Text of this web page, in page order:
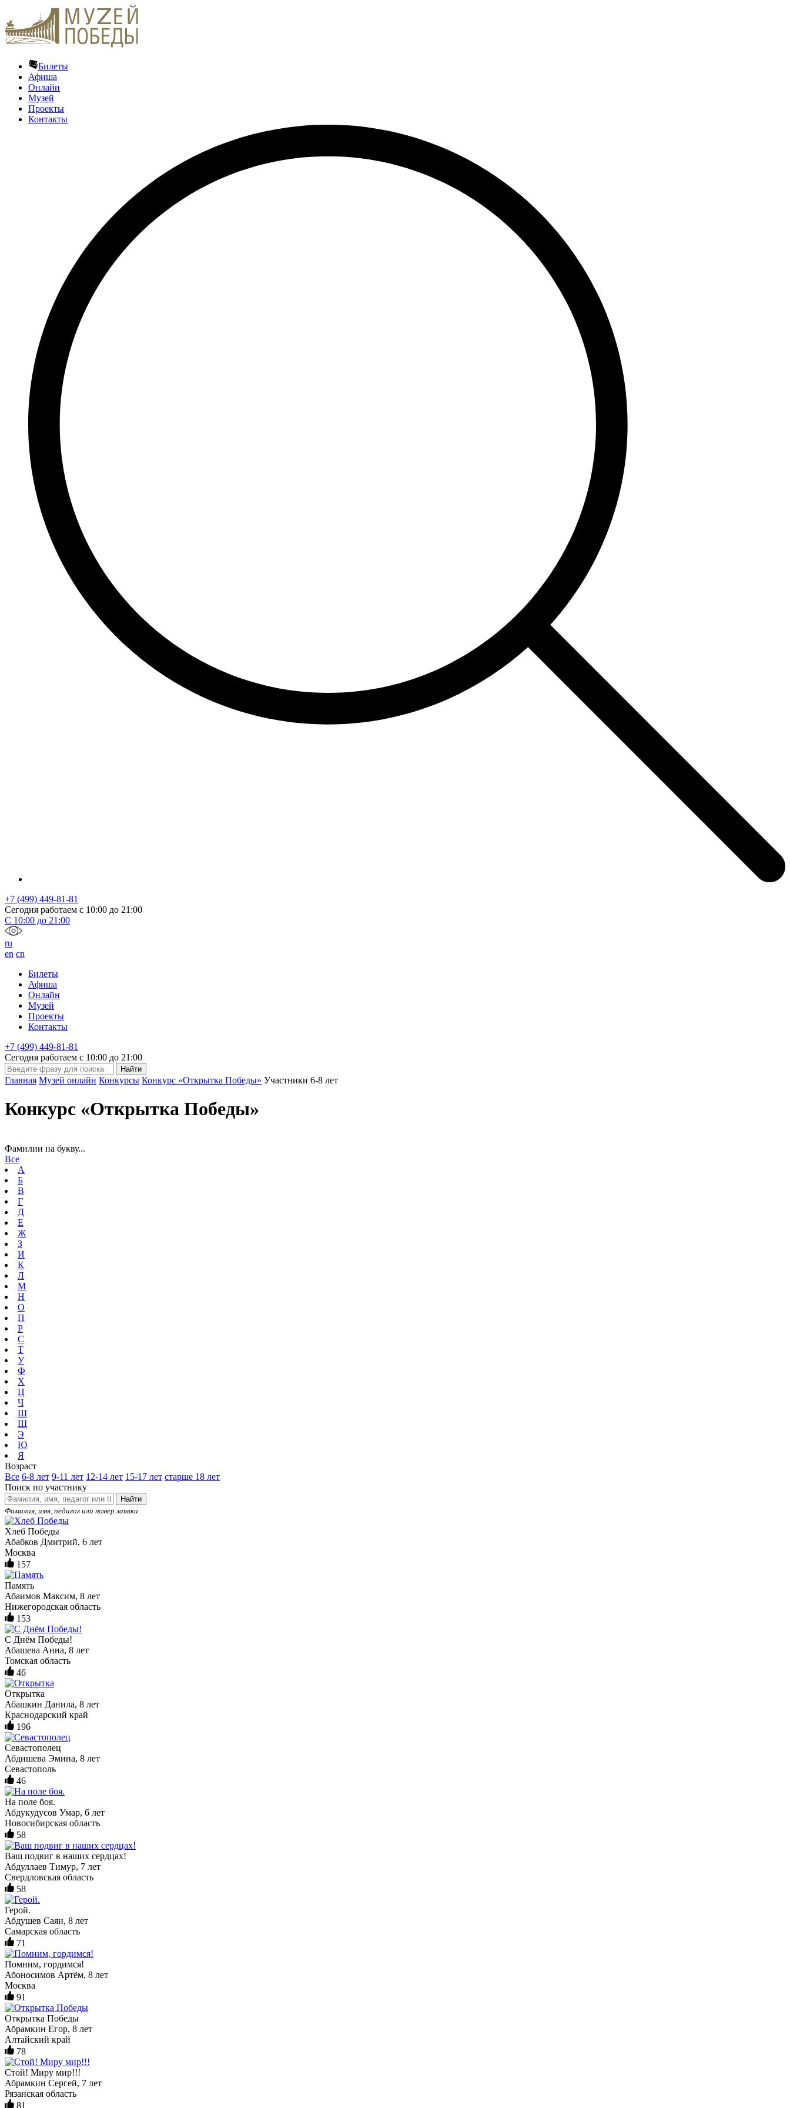
Билеты
Афиша
Онлайн
Музей
Проекты
Контакты
+7 (499) 449-81-81
Сегодня работаем с 10:00 до 21:00
С 10:00 до 21:00
ru
en cn
Билеты
Афиша
Онлайн
Музей
Проекты
Контакты
+7 (499) 449-81-81
Сегодня работаем с 10:00 до 21:00
Главная Музей онлайн Конкурсы Конкурс «Открытка Победы» Участники 6-8 лет
Конкурс «Открытка Победы»
Фамилии на букву...
Все
А
Б
В
Г
Д
Е
Ж
З
И
К
Л
М
Н
О
П
Р
С
Т
У
Ф
Х
Ц
Ч
Ш
Щ
Э
Ю
Я
Возраст
Все 6-8 лет 9-11 лет 12-14 лет 15-17 лет старше 18 лет
Поиск по участнику
Найти
Фамилия, имя, педагог или номер заявки
Хлеб Победы
Абабков Дмитрий, 6 лет
Москва
157
Память
Абаимов Максим, 8 лет
Нижегородская область
153
С Днём Победы!
Абашева Анна, 8 лет
Томская область
46
Открытка
Абашкин Данила, 8 лет
Краснодарский край
196
Севастополец
Абдишева Эмина, 8 лет
Севастополь
46
На поле боя.
Абдукудусов Умар, 6 лет
Новосибирская область
58
Ваш подвиг в наших сердцах!
Абдуллаев Тимур, 7 лет
Свердловская область
58
Герой.
Абдушев Саян, 8 лет
Самарская область
71
Помним, гордимся!
Абоносимов Артём, 8 лет
Москва
91
Открытка Победы
Абрамкин Егор, 8 лет
Алтайский край
78
Стой! Миру мир!!!
Абрамкин Сергей, 7 лет
Рязанская область
81